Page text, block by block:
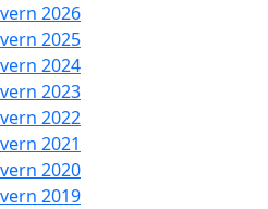
2026
2025
2024
2023
2022
2021
2020
2019